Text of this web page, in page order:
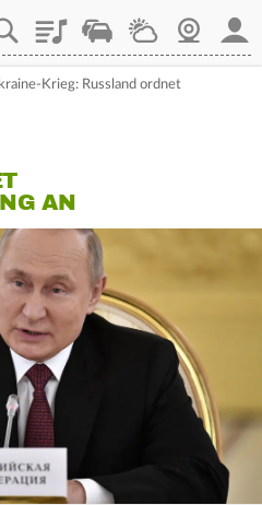
PlaylistStaupilotWetterWebcam
Krieg: Russland ordnet
AN